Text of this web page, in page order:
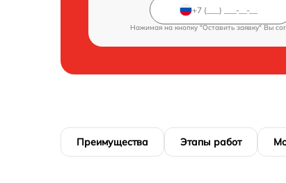
Нажимая на кнопку "Оставить заявку" Вы
Преимущества Этапы работ